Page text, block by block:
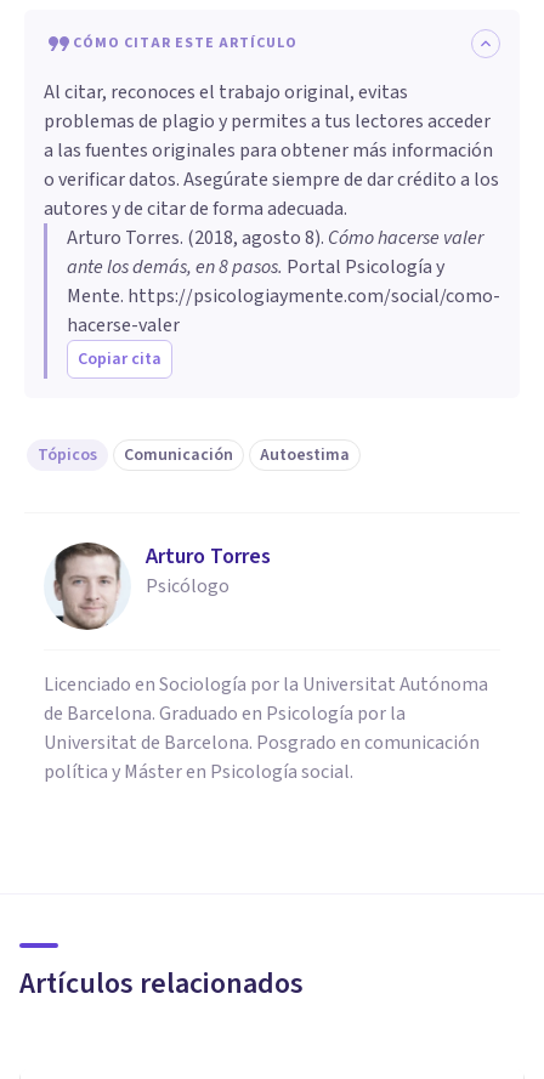
CÓMO CITAR ESTE ARTÍCULO
Al citar, reconoces el trabajo original, evitas
problemas de plagio y permites a tus lectores acceder
a las fuentes originales para obtener más información
o verificar datos. Asegúrate siempre de dar crédito a los
autores y de citar de forma adecuada.
Arturo Torres. (2018, agosto 8). Cómo hacerse valer
ante los demás, en 8 pasos. Portal Psicología y
Mente. https://psicologiaymente.com/social/como-
hacerse-valer
Copiar cita
Tópicos Comunicación Autoestima
Arturo Torres
Psicólogo
Licenciado en Sociología por la Universitat Autónoma
de Barcelona. Graduado en Psicología por la
Universitat de Barcelona. Posgrado en comunicación
política y Máster en Psicología social.
Artículos relacionados
características